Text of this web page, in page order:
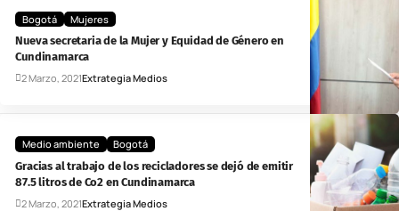
Bogotá
Mujeres
Nueva secretaria de la Mujer y Equidad de Género en
Cundinamarca
2 Marzo, 2021Extrategia Medios
Medio ambiente
Bogotá
Gracias al trabajo de los recicladores se dejó de emitir
87.5 litros de Co2 en Cundinamarca
2 Marzo, 2021Extrategia Medios